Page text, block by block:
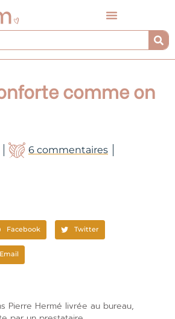
comme on
6 commentaires
Facebook Twitter
Email
Pierre Hermé livrée au bureau,